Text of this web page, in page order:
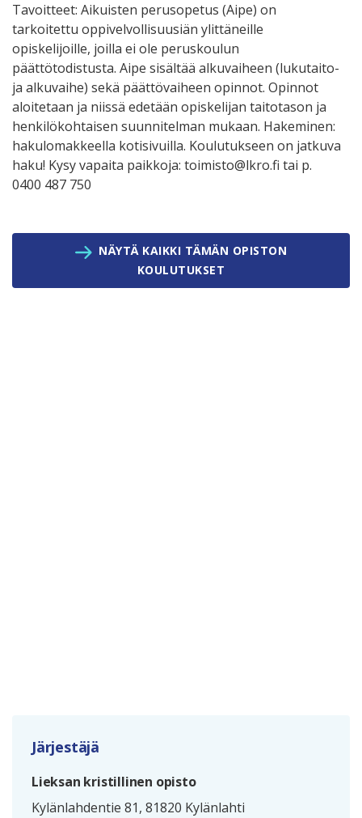
Tavoitteet: Aikuisten perusopetus (Aipe) on
tarkoitettu oppivelvollisuusiän ylittäneille
opiskelijoille, joilla ei ole peruskoulun
päättötodistusta. Aipe sisältää alkuvaiheen (lukutaito-
ja alkuvaihe) sekä päättövaiheen opinnot. Opinnot
aloitetaan ja niissä edetään opiskelijan taitotason ja
henkilökohtaisen suunnitelman mukaan. Hakeminen:
hakulomakkeella kotisivuilla. Koulutukseen on jatkuva
haku! Kysy vapaita paikkoja: toimisto@lkro.fi tai p.
0400 487 750
NÄYTÄ KAIKKI TÄMÄN OPISTON
KOULUTUKSET
Järjestäjä
Lieksan kristillinen opisto
Kylänlahdentie 81, 81820 Kylänlahti